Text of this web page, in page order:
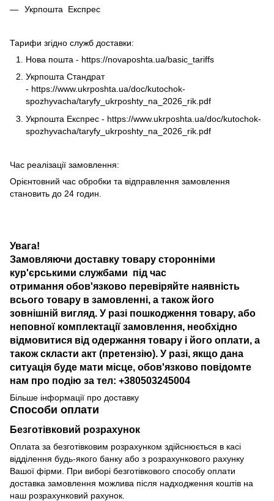
Укрпошта Експрес
Тарифи згідно служб доставки:
Нова пошта - https://novaposhta.ua/basic_tariffs
Укрпошта Стандрат
- https://www.ukrposhta.ua/doc/kutochok-
spozhyvacha/taryfy_ukrposhty_na_2026_rik.pdf
Укрпошта Експрес - https://www.ukrposhta.ua/doc/kutochok-
spozhyvacha/taryfy_ukrposhty_na_2026_rik.pdf
Час реалізації замовлення:
Орієнтовний час обробки та відправлення замовлення
становить до 24 годин.
Увага!
Замовляючи доставку товару сторонніми
кур'єрськими службами під час
отримання обов'язково перевіряйте наявність
всього товару в замовленні, а також його
зовнішній вигляд. У разі пошкодження товару, або
неповної комплектації замовлення, необхідно
відмовитися від одержання товару і його оплати, а
також скласти акт (претензію). У разі, якщо дана
ситуація буде мати місце, обов'язково повідомте
нам про подію за тел: +380503245004
Більше інформації про доставку
Способи оплати
Безготівковий розрахунок
Оплата за безготівковим розрахунком здійснюється в касі
відділення будь-якого банку або з розрахункового рахунку
Вашої фірми. При виборі безготівкового способу оплати
доставка замовлення можлива після надходження коштів на
наш розрахунковий рахунок.